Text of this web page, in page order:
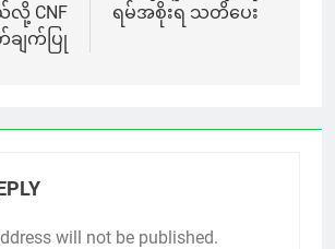
CNF
ချက်ပြု
ရမ်အစိုးရ သတိပေး
will not be published.